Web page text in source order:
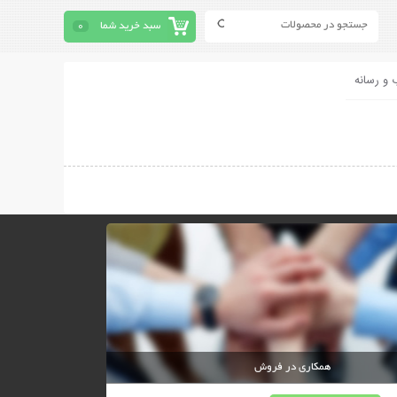
سبد خرید شما 0
و رسانه
همکاری در فروش